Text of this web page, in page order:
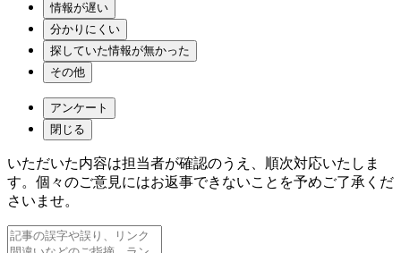
情報が遅い
分かりにくい
探していた情報が無かった
その他
アンケート
閉じる
いただいた内容は担当者が確認のうえ、順次対応いたしま
す。個々のご意見にはお返事できないことを予めご了承くだ
さいませ。